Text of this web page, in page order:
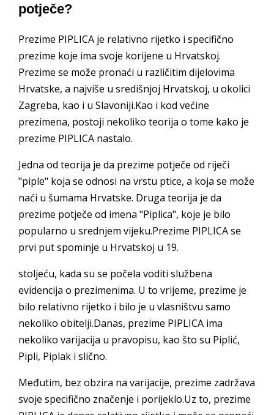
potječe?
Prezime PIPLICA je relativno rijetko i specifično
prezime koje ima svoje korijene u Hrvatskoj.
Prezime se može pronaći u različitim dijelovima
Hrvatske, a najviše u središnjoj Hrvatskoj, u okolici
Zagreba, kao i u Slavoniji.Kao i kod većine
prezimena, postoji nekoliko teorija o tome kako je
prezime PIPLICA nastalo.
Jedna od teorija je da prezime potječe od riječi
"piple" koja se odnosi na vrstu ptice, a koja se može
naći u šumama Hrvatske. Druga teorija je da
prezime potječe od imena "Piplica", koje je bilo
popularno u srednjem vijeku.Prezime PIPLICA se
prvi put spominje u Hrvatskoj u 19.
stoljeću, kada su se počela voditi službena
evidencija o prezimenima. U to vrijeme, prezime je
bilo relativno rijetko i bilo je u vlasništvu samo
nekoliko obitelji.Danas, prezime PIPLICA ima
nekoliko varijacija u pravopisu, kao što su Piplić,
Pipli, Piplak i slično.
Međutim, bez obzira na varijacije, prezime zadržava
svoje specifično značenje i porijeklo.Uz to, prezime